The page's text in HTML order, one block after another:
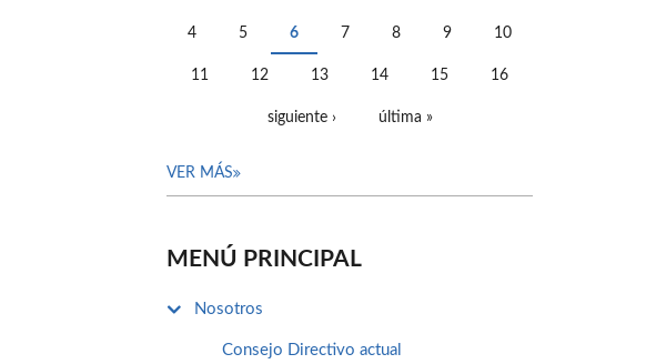
4 5 6 7 8 9 10
11 12 13 14 15 16
siguiente › última »
VER MÁS
MENÚ PRINCIPAL
Nosotros
Consejo Directivo actual